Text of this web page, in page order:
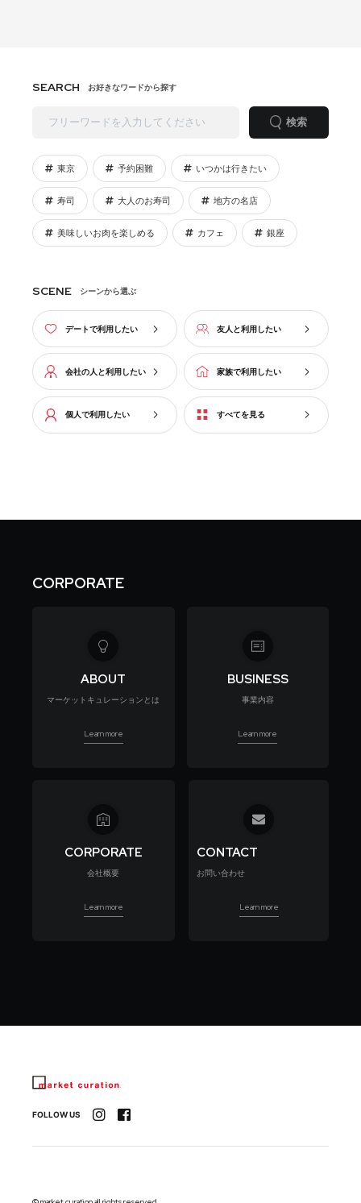
SEARCH お好きなワードから探す
検索
東京 予約困難 いつかは行きたい
寿司 大人のお寿司 地方の名店
美味しいお肉を楽しめる カフェ 銀座
SCENE シーンから選ぶ
デートで利用したい 友人と利用したい
会社の人と利用したい 家族で利用したい
個人で利用したい すべてを見る
CORPORATE
ABOUT
マーケットキュレーションとは
Learn more
BUSINESS
事業内容
Learn more
CORPORATE
会社概要
Learn more
CONTACT
お問い合わせ
Learn more
FOLLOW US